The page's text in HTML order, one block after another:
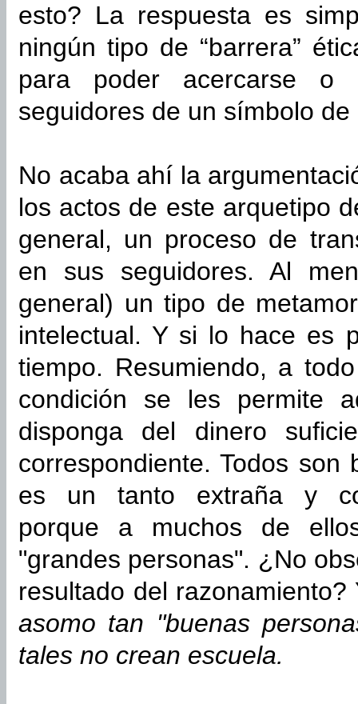
esto? La respuesta es
ningún tipo de “barrera”
para poder acercarse o
seguidores de un símbolo
No acaba ahí la
los actos de este arquetipo
general, un proceso de
en sus seguidores. Al
general) un tipo de
intelectual. Y si lo hace es
tiempo. Resumiendo, a
condición se les permite
disponga del dinero
correspondiente. Todos son
es un tanto extraña y
porque a muchos de
"grandes personas". ¿No
resultado del
asomo tan "buenas
tales no crean escuela.